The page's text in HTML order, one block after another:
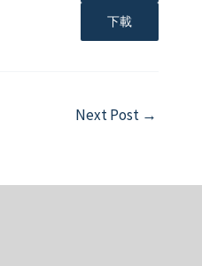
下載
Next Post →